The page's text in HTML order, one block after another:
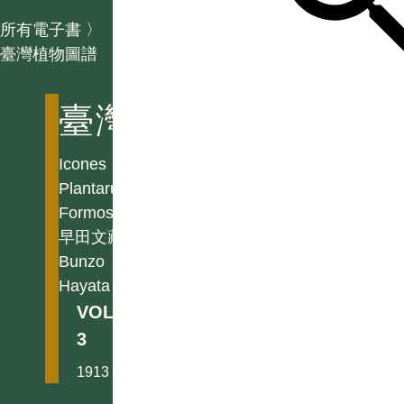
所有電子書 〉
臺灣植物圖譜
臺灣植物圖譜
Icones
Plantarum
Formosanarum
早田文藏
Bunzo
Hayata
VOL.
3
1913